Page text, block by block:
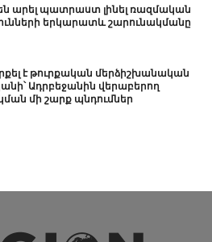
են արել պատրաստ լինել ռազմական
երկարատև շարունակմանը
է թուրքական մերձիշխանական
Ադրբեջանին վերաբերող
մի շարք պնդումներ